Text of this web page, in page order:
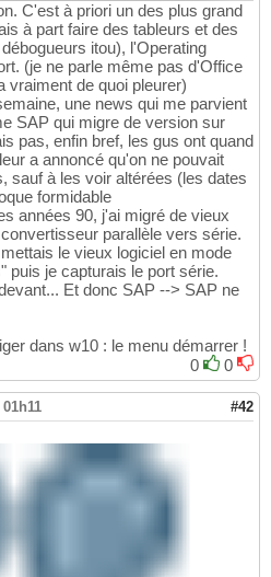
C'est à priori un des plus grand
à part faire des tableurs et des
itou), l'Operating
(je ne parle même pas d'Office
vraiment de quoi pleurer)
une news qui me parvient
SAP qui migre de version sur
pas, enfin bref, les gus ont quand
a annoncé qu'on ne pouvait
sauf à les voir altérées (les dates
formidable
années 90, j'ai migré de vieux
parallèle vers série.
le vieux logiciel en mode
puis je capturais le port série.
Et donc SAP --> SAP ne
dans w10 : le menu démarrer !
0
0
01h11 #42